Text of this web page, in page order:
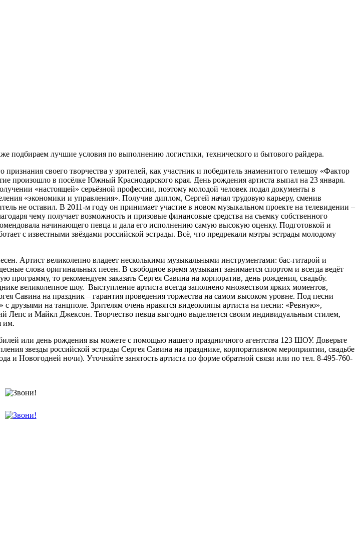
подбираем лучшие условия по выполнению логистики, технического и бытового райдера.
своего творчества у зрителей, как участник и победитель знаменитого телешоу «Фактор
произошло в посёлке Южный Краснодарского края. День рождения артиста выпал на 23 января.
«настоящей» серьёзной профессии, поэтому молодой человек подал документы в
«экономики и управления». Получив диплом, Сергей начал трудовую карьеру, сменив
не оставил. В 2011-м году он принимает участие в новом музыкальном проекте на телевидении –
чему получает возможность и призовые финансовые средства на съемку собственного
начинающего певца и дала его исполнению самую высокую оценку. Подготовкой и
с известными звёздами российской эстрады. Всё, что предрекали мэтры эстрады молодому
Артист великолепно владеет несколькими музыкальными инструментами: бас-гитарой и
слова оригинальных песен. В свободное время музыкант занимается спортом и всегда ведёт
то рекомендуем заказать Сергея Савина на корпоратив, день рождения, свадьбу.
великолепное шоу. Выступление артиста всегда заполнено множеством ярких моментов,
Савина на праздник – гарантия проведения торжества на самом высоком уровне. Под песни
друзьями на танцполе. Зрителям очень нравятся видеоклипы артиста на песни: «Ревную»,
и Майкл Джексон. Творчество певца выгодно выделяется своим индивидуальным стилем,
им.
или день рождения вы можете с помощью нашего праздничного агентства 123 ШОУ. Доверьте
звезды российской эстрады Сергея Савина на празднике, корпоративном мероприятии, свадьбе
и Новогодней ночи). Уточняйте занятость артиста по форме обратной связи или по тел. 8-495-760-